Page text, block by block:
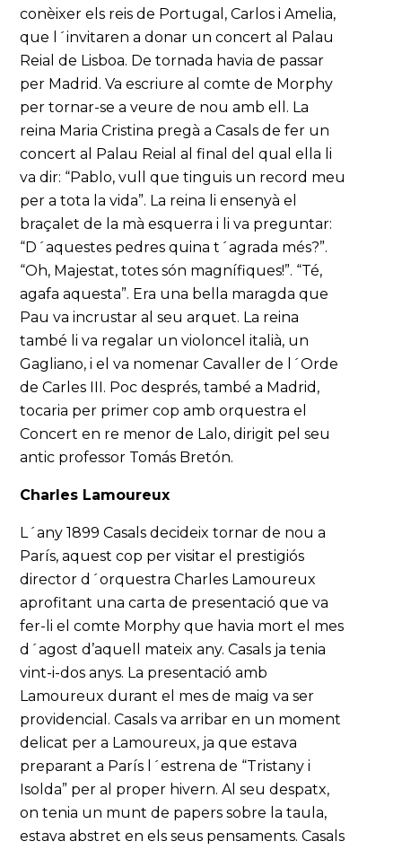
conèixer els reis de Portugal, Carlos i Amelia,
que l´invitaren a donar un concert al Palau
Reial de Lisboa. De tornada havia de passar
per Madrid. Va escriure al comte de Morphy
per tornar-se a veure de nou amb ell. La
reina Maria Cristina pregà a Casals de fer un
concert al Palau Reial al final del qual ella li
va dir: “Pablo, vull que tinguis un record meu
per a tota la vida”. La reina li ensenyà el
braçalet de la mà esquerra i li va preguntar:
“D´aquestes pedres quina t´agrada més?”.
“Oh, Majestat, totes són magnífiques!”. “Té,
agafa aquesta”. Era una bella maragda que
Pau va incrustar al seu arquet. La reina
també li va regalar un violoncel italià, un
Gagliano, i el va nomenar Cavaller de l´Orde
de Carles III. Poc després, també a Madrid,
tocaria per primer cop amb orquestra el
Concert en re menor de Lalo, dirigit pel seu
antic professor Tomás Bretón.
Charles Lamoureux
L´any 1899 Casals decideix tornar de nou a
París, aquest cop per visitar el prestigiós
director d´orquestra Charles Lamoureux
aprofitant una carta de presentació que va
fer-li el comte Morphy que havia mort el mes
d´agost d’aquell mateix any. Casals ja tenia
vint-i-dos anys. La presentació amb
Lamoureux durant el mes de maig va ser
providencial. Casals va arribar en un moment
delicat per a Lamoureux, ja que estava
preparant a París l´estrena de “Tristany i
Isolda” per al proper hivern. Al seu despatx,
on tenia un munt de papers sobre la taula,
estava abstret en els seus pensaments. Casals